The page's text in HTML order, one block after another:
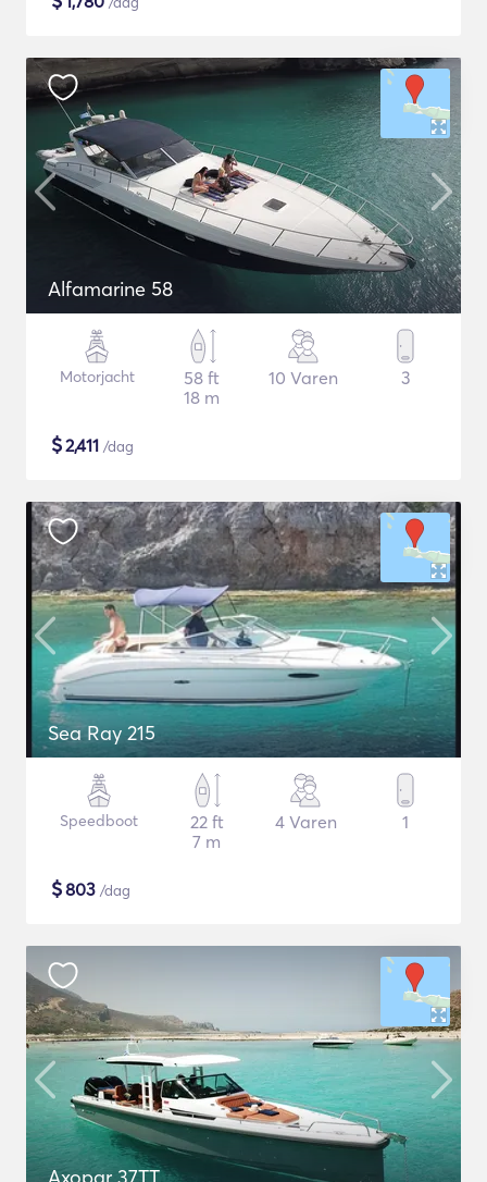
Alfamarine 58
Motorjacht
58 ft
18 m
10 Varen 3
$2,411 /dag
Sea Ray 215
Speedboot
22 ft
7 m
4 Varen 1
$803 /dag